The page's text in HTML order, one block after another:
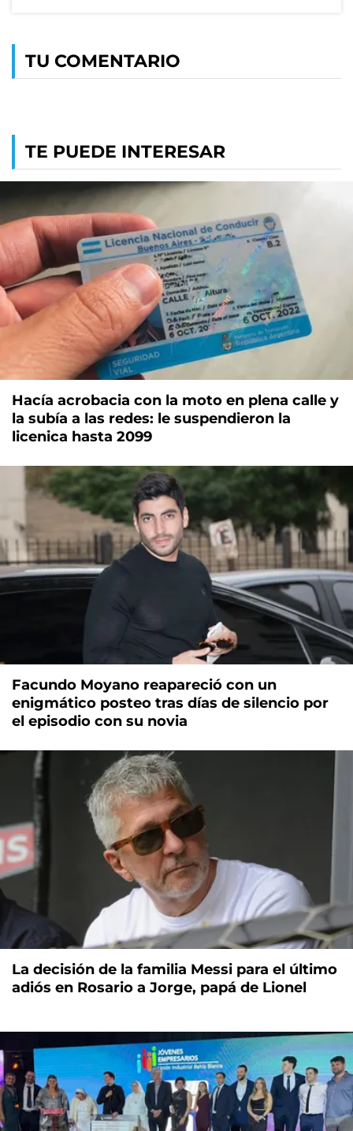
TU COMENTARIO
TE PUEDE INTERESAR
Hacía acrobacia con la moto en plena calle y
la subía a las redes: le suspendieron la
licenica hasta 2099
Facundo Moyano reapareció con un
enigmático posteo tras días de silencio por
el episodio con su novia
La decisión de la familia Messi para el último
adiós en Rosario a Jorge, papá de Lionel